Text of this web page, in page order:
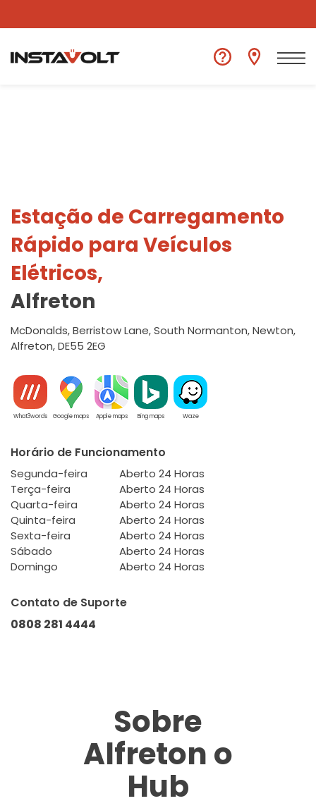
Ver outra localização
Estação de Carregamento
Rápido para Veículos
Elétricos,
Alfreton
McDonalds, Berristow Lane, South Normanton, Newton,
Alfreton, DE55 2EG
What3words Google maps Apple maps Bing maps Waze
Horário de Funcionamento
Segunda-feira
Aberto 24 Horas
Terça-feira
Aberto 24 Horas
Quarta-feira
Aberto 24 Horas
Quinta-feira
Aberto 24 Horas
Sexta-feira
Aberto 24 Horas
Sábado
Aberto 24 Horas
Domingo
Aberto 24 Horas
Contato de Suporte
0808 281 4444
Sobre
Alfreton o
Hub